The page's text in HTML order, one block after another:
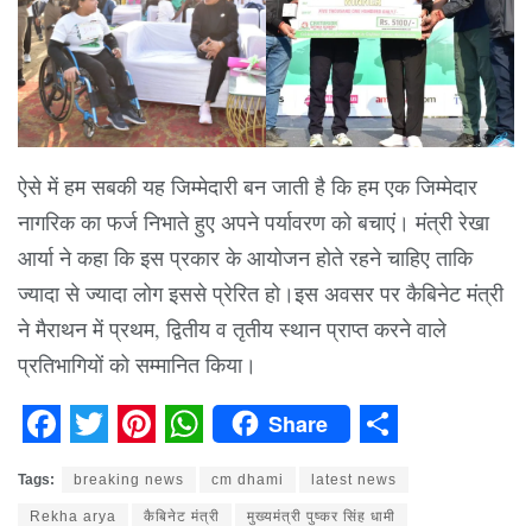
ऐसे में हम सबकी यह जिम्मेदारी बन जाती है कि हम एक जिम्मेदार
नागरिक का फर्ज निभाते हुए अपने पर्यावरण को बचाएं। मंत्री रेखा
आर्या ने कहा कि इस प्रकार के आयोजन होते रहने चाहिए ताकि
ज्यादा से ज्यादा लोग इससे प्रेरित हो।इस अवसर पर कैबिनेट मंत्री
ने मैराथन में प्रथम, द्वितीय व तृतीय स्थान प्राप्त करने वाले
प्रतिभागियों को सम्मानित किया।
Share
Tags: breaking news cm dhami latest news
Rekha arya कैबिनेट मंत्री मुख्यमंत्री पुष्कर सिंह धामी